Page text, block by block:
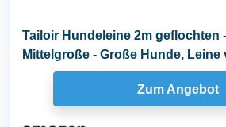
Tailoir Hundeleine 2m geflochten
Mittelgroße - Große Hunde, Leine
Zum Angebot